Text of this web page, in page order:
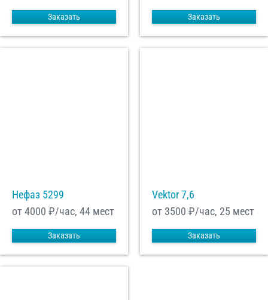
Заказать Заказать
Нефаз 5299
от 4000 ₽/час, 44 мест
Заказать
Vektor 7,6
от 3500 ₽/час, 25 мест
Заказать